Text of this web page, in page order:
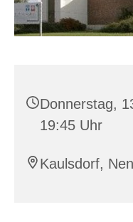
Donnerstag,
19:45 Uhr
Kaulsdorf,